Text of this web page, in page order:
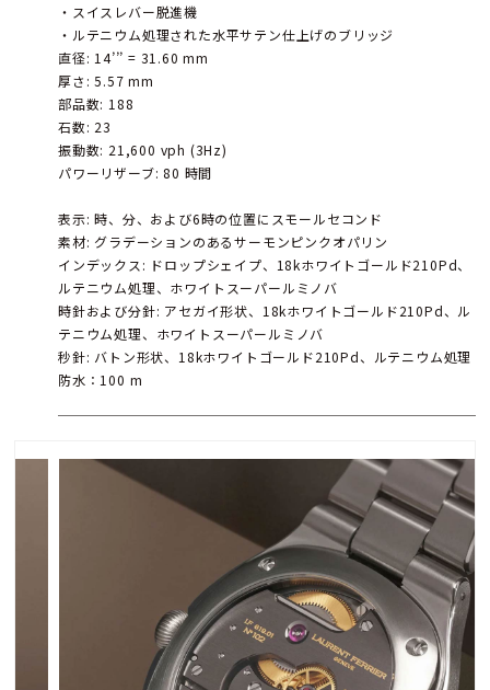
・スイスレバー脱進機
・ルテニウム処理された水平サテン仕上げのブリッジ
直径: 14’’’ = 31.60 mm
厚さ: 5.57 mm
部品数: 188
石数: 23
振動数: 21,600 vph (3Hz)
パワーリザーブ: 80 時間
表示: 時、分、および6時の位置にスモールセコンド
素材: グラデーションのあるサーモンピンクオパリン
インデックス: ドロップシェイプ、18kホワイトゴールド210Pd、
ルテニウム処理、ホワイトスーパールミノバ
時針および分針: アセガイ形状、18kホワイトゴールド210Pd、ル
テニウム処理、ホワイトスーパールミノバ
秒針: バトン形状、18kホワイトゴールド210Pd、ルテニウム処理
防水：100 m